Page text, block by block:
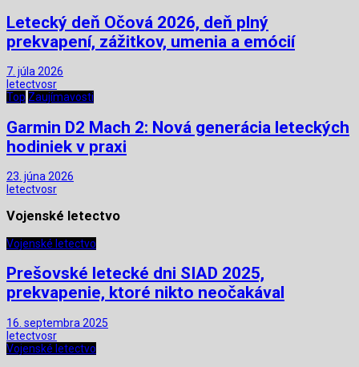
Letecký deň Očová 2026, deň plný
prekvapení, zážitkov, umenia a emócií
7. júla 2026
letectvosr
Top Zaujímavosti
Garmin D2 Mach 2: Nová generácia leteckých
hodiniek v praxi
23. júna 2026
letectvosr
Vojenské letectvo
Vojenské letectvo
Prešovské letecké dni SIAD 2025,
prekvapenie, ktoré nikto neočakával
16. septembra 2025
letectvosr
Vojenské letectvo